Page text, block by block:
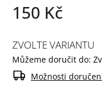
150 Kč
ZVOLTE VARIANTU
Můžeme doručit do:
Možnosti